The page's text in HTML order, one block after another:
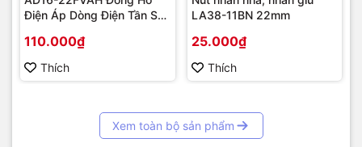
Điện Áp Dòng Điện Tần Số
110.000₫
Thích
LA38-11BN 22mm
25.000₫
Thích
Xem toàn bộ sản phẩm